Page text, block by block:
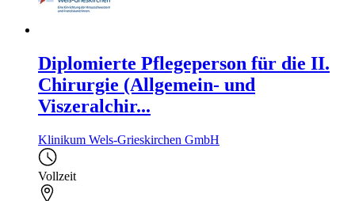
Diplomierte Pflegeperson für die II.
Chirurgie (Allgemein- und
Viszeralchir...
Klinikum Wels-Grieskirchen GmbH
Vollzeit